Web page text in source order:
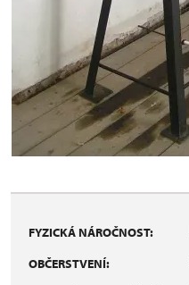
FYZICKÁ NÁROČNOST:
OBČERSTVENÍ: